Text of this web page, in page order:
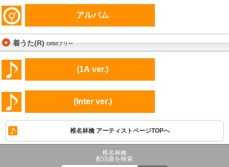
アルバム
着うた(R)DRMフリー
(1A ver.)
(Inter ver.)
椎名林檎 アーティストページTOPへ
椎名林檎
配信曲を検索